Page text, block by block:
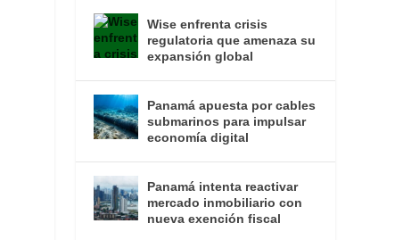
Wise enfrenta crisis
regulatoria que amenaza su
expansión global
Panamá apuesta por cables
submarinos para impulsar
economía digital
Panamá intenta reactivar
mercado inmobiliario con
nueva exención fiscal